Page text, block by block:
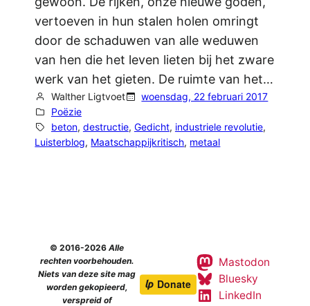
vertoeven in hun stalen holen omringt
door de schaduwen van alle weduwen
van hen die het leven lieten bij het zware
werk van het gieten. De ruimte van het…
Walther Ligtvoet
woensdag, 22 februari 2017
Poëzie
beton, destructie, Gedicht, industriele revolutie,
Luisterblog, Maatschappijkritisch, metaal
© 2016-2026Alle
rechten voorbehouden.
Niets van deze site mag
worden gekopieerd,
verspreid of
Mastodon
Bluesky
LinkedIn